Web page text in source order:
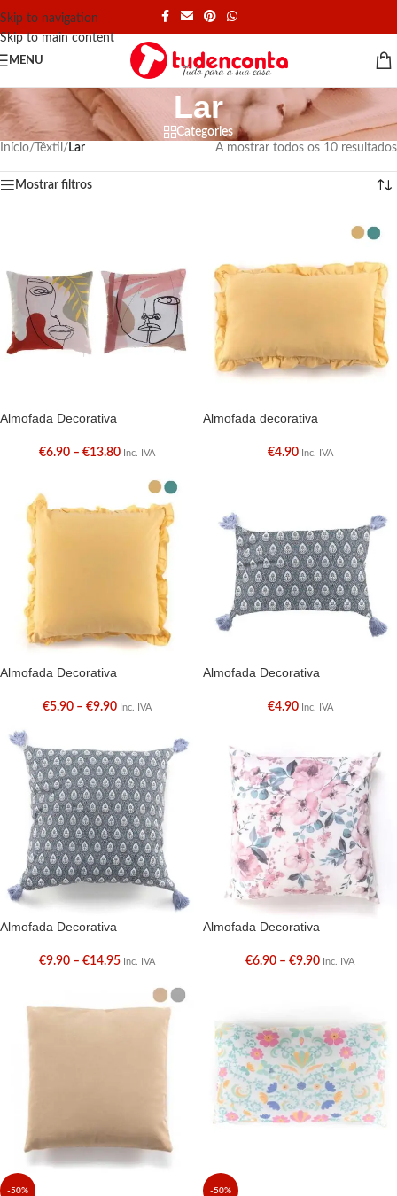
Skip to navigation
Skip to main content
MENU
Lar
Categories
Início/ Têxtil / Lar A mostrar todos os 10 resultados
Mostrar filtros
Almofada Decorativa
€6.90 – €13.80 Inc. IVA
Almofada decorativa
€4.90 Inc. IVA
Almofada Decorativa
€5.90 – €9.90 Inc. IVA
Almofada Decorativa
€4.90 Inc. IVA
Almofada Decorativa
€9.90 – €14.95 Inc. IVA
Almofada Decorativa
€6.90 – €9.90 Inc. IVA
-50% -50%